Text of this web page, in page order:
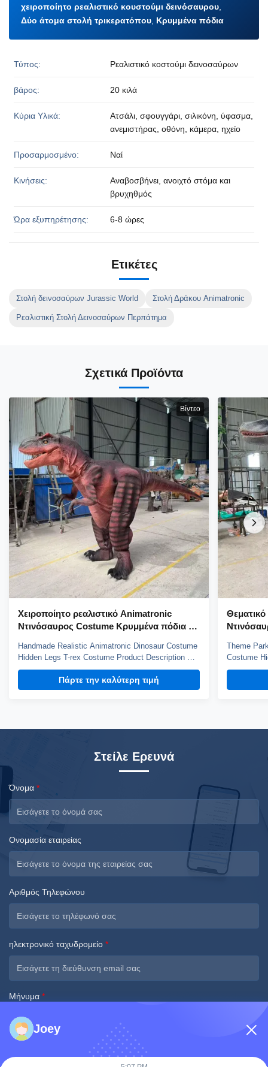
χειροποίητο ρεαλιστικό κουστούμι δεινόσαυρου
Δύο άτομα στολή τρικερατόπου Κρυμμένα πόδια
Τύπος: Ρεαλιστικό κοστούμι δεινοσαύρων
βάρος: 20 κιλά
Κύρια Υλικά:
Ατσάλι, σφουγγάρι, σιλικόνη, ύφασμα,
ανεμιστήρας, οθόνη, κάμερα, ηχείο
Προσαρμοσμένο: Ναί
Κινήσεις:
Αναβοσβήνει, ανοιχτό στόμα και
βρυχηθμός
Ώρα εξυπηρέτησης: 6-8 ώρες
Ετικέτες
Στολή δεινοσαύρων Jurassic World Στολή Δράκου Animatronic
Ρεαλιστική Στολή Δεινοσαύρων Περπάτημα
Σχετικά Προϊόντα
Βίντεο
Χειροποίητο ρεαλιστικό Animatronic
Ντινόσαυρος Costume Κρυμμένα πόδια T-
Handmade Realistic Animatronic Dinosaur Costume
Hidden Legs T-rex Costume Product Description Our
t-rex costume has steel frame and sponge structure,
elastic fabric surface. Soft silicone teeth don't hurt
kids. It's very light and easy to operation. Worn by
Πάρτε την καλύτερη τιμή
Theme
Costume
Product
surface.
Στείλε Ερευνά
Όνομα *
Ονομασία εταιρείας
Αριθμός Τηλεφώνου
ηλεκτρονικό ταχυδρομείο *
Μήνυμα *
Joey